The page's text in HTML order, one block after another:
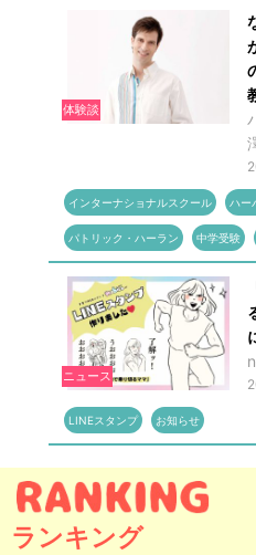
体験談
インターナショナルスクール ハー
パトリック・ハーラン 中学受験
ニュース
LINEスタンプ お知らせ
ランキング